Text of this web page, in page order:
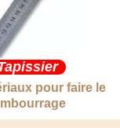
pour faire le